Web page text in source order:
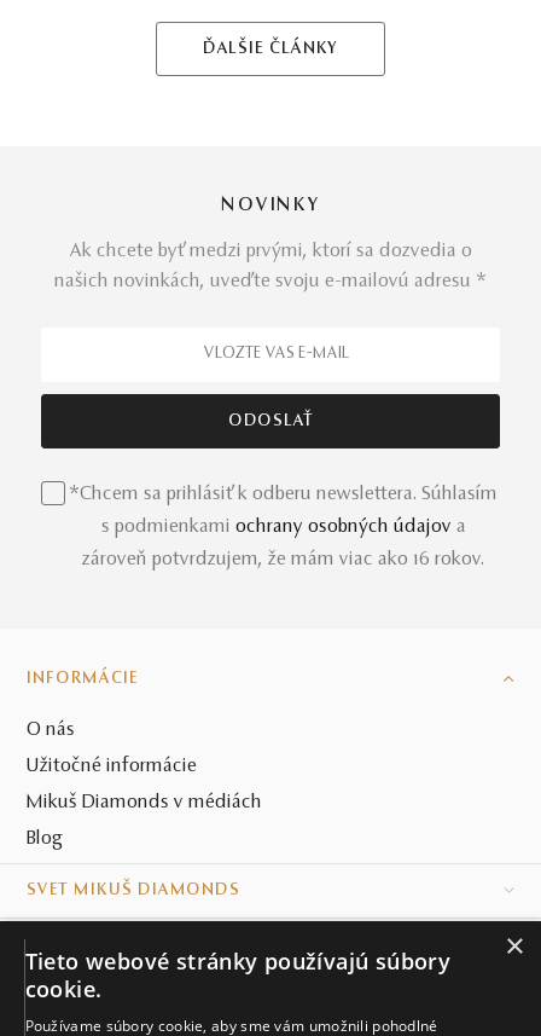
ĎALŠIE ČLÁNKY
NOVINKY
Ak chcete byť medzi prvými, ktorí sa dozvedia o
našich novinkách, uveďte svoju e-mailovú adresu *
*Chcem sa prihlásiť k odberu newslettera. Súhlasím
s podmienkami ochrany osobných údajov a
zároveň potvrdzujem, že mám viac ako 16 rokov.
INFORMÁCIE
O nás
Užitočné informácie
Mikuš Diamonds v médiách
Blog
SVET MIKUŠ DIAMONDS
KONTAKT
×
Tieto webové stránky používajú súbory
cookie.
Používame súbory cookie, aby sme vám umožnili pohodlné